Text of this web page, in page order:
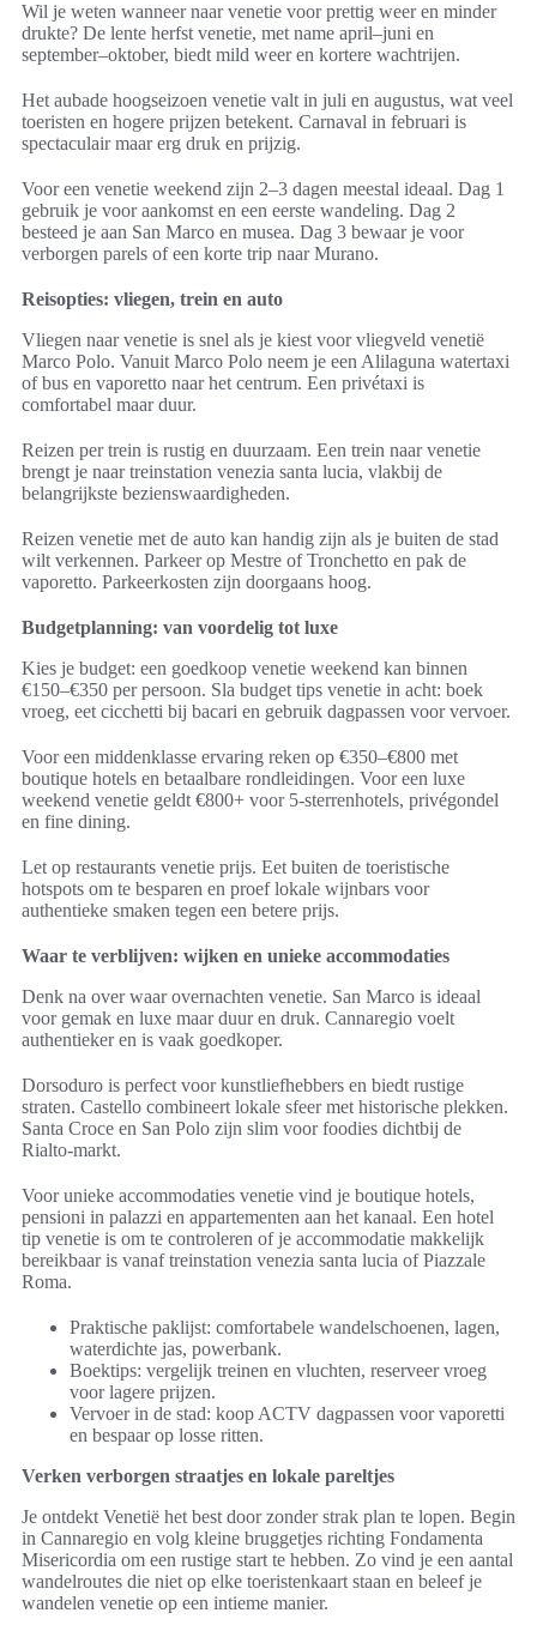
Wil je weten wanneer naar venetie voor prettig weer en minder
drukte? De lente herfst venetie, met name april–juni en
september–oktober, biedt mild weer en kortere wachtrijen.
Het aubade hoogseizoen venetie valt in juli en augustus, wat veel
toeristen en hogere prijzen betekent. Carnaval in februari is
spectaculair maar erg druk en prijzig.
Voor een venetie weekend zijn 2–3 dagen meestal ideaal. Dag 1
gebruik je voor aankomst en een eerste wandeling. Dag 2
besteed je aan San Marco en musea. Dag 3 bewaar je voor
verborgen parels of een korte trip naar Murano.
Reisopties: vliegen, trein en auto
Vliegen naar venetie is snel als je kiest voor vliegveld venetië
Marco Polo. Vanuit Marco Polo neem je een Alilaguna watertaxi
of bus en vaporetto naar het centrum. Een privétaxi is
comfortabel maar duur.
Reizen per trein is rustig en duurzaam. Een trein naar venetie
brengt je naar treinstation venezia santa lucia, vlakbij de
belangrijkste bezienswaardigheden.
Reizen venetie met de auto kan handig zijn als je buiten de stad
wilt verkennen. Parkeer op Mestre of Tronchetto en pak de
vaporetto. Parkeerkosten zijn doorgaans hoog.
Budgetplanning: van voordelig tot luxe
Kies je budget: een goedkoop venetie weekend kan binnen
€150–€350 per persoon. Sla budget tips venetie in acht: boek
vroeg, eet cicchetti bij bacari en gebruik dagpassen voor vervoer.
Voor een middenklasse ervaring reken op €350–€800 met
boutique hotels en betaalbare rondleidingen. Voor een luxe
weekend venetie geldt €800+ voor 5-sterrenhotels, privégondel
en fine dining.
Let op restaurants venetie prijs. Eet buiten de toeristische
hotspots om te besparen en proef lokale wijnbars voor
authentieke smaken tegen een betere prijs.
Waar te verblijven: wijken en unieke accommodaties
Denk na over waar overnachten venetie. San Marco is ideaal
voor gemak en luxe maar duur en druk. Cannaregio voelt
authentieker en is vaak goedkoper.
Dorsoduro is perfect voor kunstliefhebbers en biedt rustige
straten. Castello combineert lokale sfeer met historische plekken.
Santa Croce en San Polo zijn slim voor foodies dichtbij de
Rialto-markt.
Voor unieke accommodaties venetie vind je boutique hotels,
pensioni in palazzi en appartementen aan het kanaal. Een hotel
tip venetie is om te controleren of je accommodatie makkelijk
bereikbaar is vanaf treinstation venezia santa lucia of Piazzale
Roma.
Praktische paklijst: comfortabele wandelschoenen, lagen,
waterdichte jas, powerbank.
Boektips: vergelijk treinen en vluchten, reserveer vroeg
voor lagere prijzen.
Vervoer in de stad: koop ACTV dagpassen voor vaporetti
en bespaar op losse ritten.
Verken verborgen straatjes en lokale pareltjes
Je ontdekt Venetië het best door zonder strak plan te lopen. Begin
in Cannaregio en volg kleine bruggetjes richting Fondamenta
Misericordia om een rustige start te hebben. Zo vind je een aantal
wandelroutes die niet op elke toeristenkaart staan en beleef je
wandelen venetie op een intieme manier.